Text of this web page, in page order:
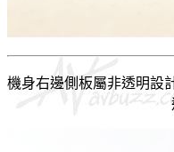
機身右邊側板屬非透明設